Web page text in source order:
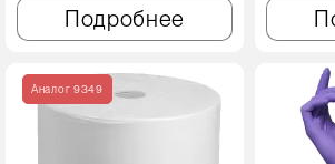
Подробнее
Аналог 9349